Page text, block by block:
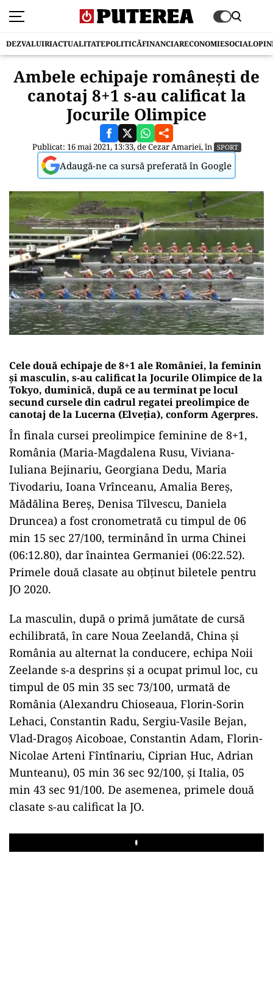
DEZVALUIRIACTUALITATEPOLITICĂFINANCIARECONOMIESOCIAL
Ambele echipaje românești de
canotaj 8+1 s-au calificat la
Jocurile Olimpice
Publicat: 16 mai 2021, 13:33, deCezar Amariei, în SPORT
Adaugă-ne ca sursă preferată în Google
Cele două echipaje de 8+1 ale României, la feminin
şi masculin, s-au calificat la Jocurile Olimpice de la
Tokyo, duminică, după ce au terminat pe locul
secund cursele din cadrul regatei preolimpice de
canotaj de la Lucerna (Elveţia), conform Agerpres.
În finala cursei preolimpice feminine de 8+1,
România (Maria-Magdalena Rusu, Viviana-
Iuliana Bejinariu, Georgiana Dedu, Maria
Tivodariu, Ioana Vrînceanu, Amalia Bereş,
Mădălina Bereş, Denisa Tîlvescu, Daniela
Druncea) a fost cronometrată cu timpul de 06
min 15 sec 27/100, terminând în urma Chinei
(06:12.80), dar înaintea Germaniei (06:22.52).
Primele două clasate au obţinut biletele pentru
JO 2020.
La masculin, după o primă jumătate de cursă
echilibrată, în care Noua Zeelandă, China şi
România au alternat la conducere, echipa Noii
Zeelande s-a desprins şi a ocupat primul loc, cu
timpul de 05 min 35 sec 73/100, urmată de
România (Alexandru Chioseaua, Florin-Sorin
Lehaci, Constantin Radu, Sergiu-Vasile Bejan,
Vlad-Dragoş Aicoboae, Constantin Adam, Florin-
Nicolae Arteni Fîntînariu, Ciprian Huc, Adrian
Munteanu), 05 min 36 sec 92/100, şi Italia, 05
min 43 sec 91/100. De asemenea, primele două
clasate s-au calificat la JO.
Play